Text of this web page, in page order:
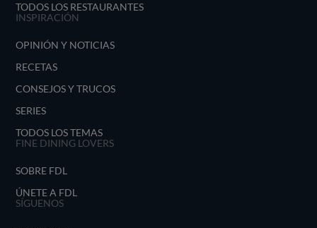
TODOS LOS RESTAURANTES
INSPIRACIÓN
OPINIÓN Y NOTICIAS
RECETAS
CONSEJOS Y TRUCOS
SERIES
TODOS LOS TEMAS
FINE DINING LOVERS
SOBRE FDL
ÚNETE A FDL
SÍGUENOS